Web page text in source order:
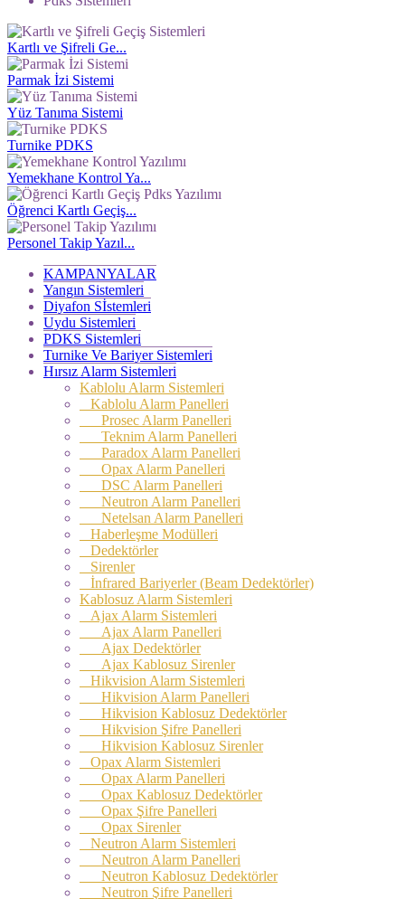
Kartlı ve Şifreli Ge...
Parmak İzi Sistemi
Yüz Tanıma Sistemi
Turnike PDKS
Yemekhane Kontrol Ya...
Öğrenci Kartlı Geçiş...
Personel Takip Yazıl...
KAMPANYALAR
Yangın Sistemleri
Diyafon Sİstemleri
Uydu Sistemleri
PDKS Sistemleri
Turnike Ve Bariyer Sistemleri
Hırsız Alarm Sistemleri
Kablolu Alarm Sistemleri
Kablolu Alarm Panelleri
Prosec Alarm Panelleri
Teknim Alarm Panelleri
Paradox Alarm Panelleri
Opax Alarm Panelleri
DSC Alarm Panelleri
Neutron Alarm Panelleri
Netelsan Alarm Panelleri
Haberleşme Modülleri
Dedektörler
Sirenler
İnfrared Bariyerler (Beam Dedektörler)
Kablosuz Alarm Sistemleri
Ajax Alarm Sistemleri
Ajax Alarm Panelleri
Ajax Dedektörler
Ajax Kablosuz Sirenler
Hikvision Alarm Sistemleri
Hikvision Alarm Panelleri
Hikvision Kablosuz Dedektörler
Hikvision Şifre Panelleri
Hikvision Kablosuz Sirenler
Opax Alarm Sistemleri
Opax Alarm Panelleri
Opax Kablosuz Dedektörler
Opax Şifre Panelleri
Opax Sirenler
Neutron Alarm Sistemleri
Neutron Alarm Panelleri
Neutron Kablosuz Dedektörler
Neutron Şifre Panelleri